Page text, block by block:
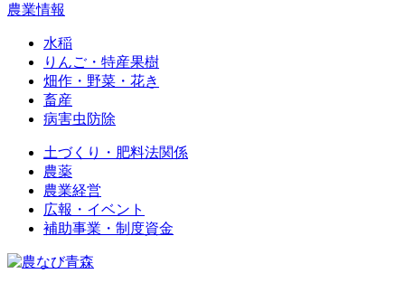
農業情報
水稲
りんご・特産果樹
畑作・野菜・花き
畜産
病害虫防除
土づくり・肥料法関係
農薬
農業経営
広報・イベント
補助事業・制度資金